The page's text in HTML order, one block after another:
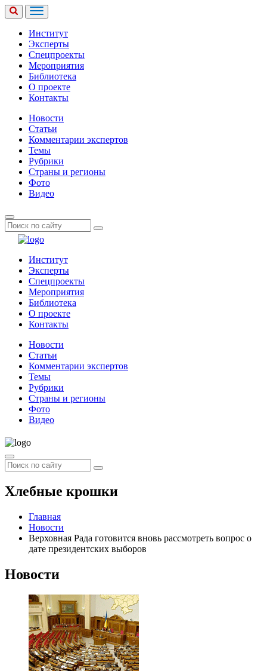
Институт
Эксперты
Спецпроекты
Мероприятия
Библиотека
О проекте
Контакты
Новости
Статьи
Комментарии экспертов
Темы
Рубрики
Страны и регионы
Фото
Видео
Институт
Эксперты
Спецпроекты
Мероприятия
Библиотека
О проекте
Контакты
Новости
Статьи
Комментарии экспертов
Темы
Рубрики
Страны и регионы
Фото
Видео
Хлебные крошки
Главная
Новости
Верховная Рада готовится вновь рассмотреть вопрос о
дате президентских выборов
Новости